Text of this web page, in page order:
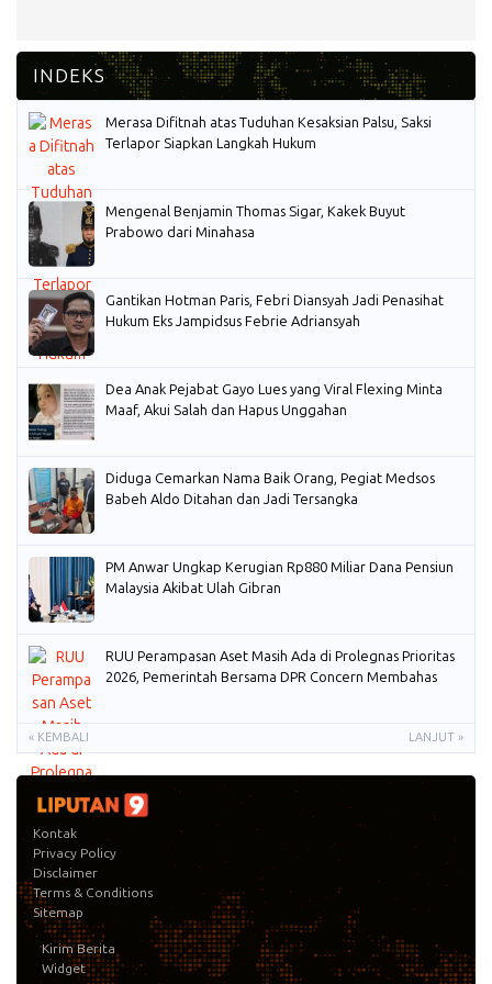
Merasa Difitnah atas Tuduhan Kesaksian Palsu, Saksi
Terlapor Siapkan Langkah Hukum
Mengenal Benjamin Thomas Sigar, Kakek Buyut
Prabowo dari Minahasa
Gantikan Hotman Paris, Febri Diansyah Jadi Penasihat
Hukum Eks Jampidsus Febrie Adriansyah
Dea Anak Pejabat Gayo Lues yang Viral Flexing Minta
Maaf, Akui Salah dan Hapus Unggahan
Diduga Cemarkan Nama Baik Orang, Pegiat Medsos
Babeh Aldo Ditahan dan Jadi Tersangka
PM Anwar Ungkap Kerugian Rp880 Miliar Dana Pensiun
Malaysia Akibat Ulah Gibran
RUU Perampasan Aset Masih Ada di Prolegnas Prioritas
2026, Pemerintah Bersama DPR Concern Membahas
« KEMBALI LANJUT »
Kontak
Privacy Policy
Disclaimer
Terms & Conditions
Sitemap
Kirim Berita
Widget